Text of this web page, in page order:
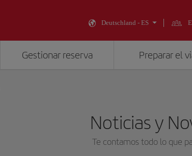
Deutschland - ES
Gestionar reserva Preparar el
Noticias y
Te contamos todo lo que